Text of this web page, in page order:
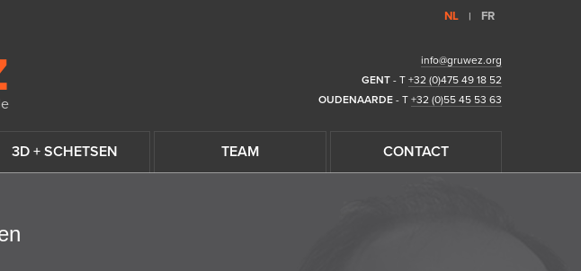
NL | FR
info@gruwez.org
GENT - T +32 (0)475 49 18 52
OUDENAARDE - T +32 (0)55 45 53 63
3D + SCHETSEN TEAM CONTACT